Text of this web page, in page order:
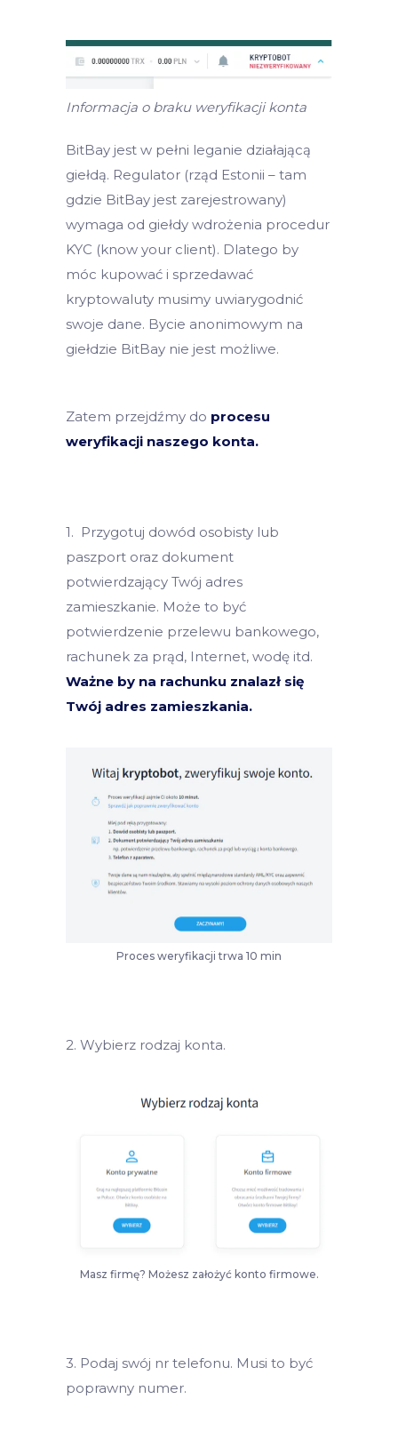
Informacja o braku weryfikacji konta
BitBay jest w pełni leganie działającą
giełdą. Regulator (rząd Estonii – tam
gdzie BitBay jest zarejestrowany)
wymaga od giełdy wdrożenia procedur
KYC (know your client). Dlatego by
móc kupować i sprzedawać
kryptowaluty musimy uwiarygodnić
swoje dane. Bycie anonimowym na
giełdzie BitBay nie jest możliwe.
Zatem przejdźmy do procesu
weryfikacji naszego konta.
1. Przygotuj dowód osobisty lub
paszport oraz dokument
potwierdzający Twój adres
zamieszkanie. Może to być
potwierdzenie przelewu bankowego,
rachunek za prąd, Internet, wodę itd.
Ważne by na rachunku znalazł się
Twój adres zamieszkania.
Proces weryfikacji trwa 10 min
2. Wybierz rodzaj konta.
Masz firmę? Możesz założyć konto firmowe.
3. Podaj swój nr telefonu. Musi to być
poprawny numer.